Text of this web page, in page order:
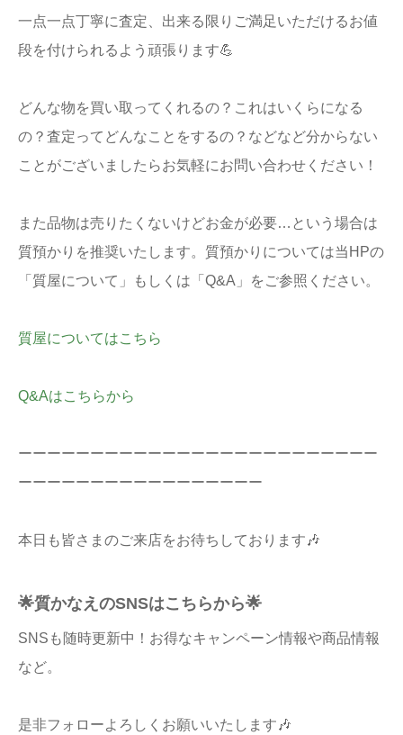
一点一点丁寧に査定、出来る限りご満足いただけるお値
段を付けられるよう頑張ります💪
どんな物を買い取ってくれるの？これはいくらになる
の？査定ってどんなことをするの？などなど分からない
ことがございましたらお気軽にお問い合わせください！
また品物は売りたくないけどお金が必要…という場合は
質預かりを推奨いたします。質預かりについては当HPの
「質屋について」もしくは「Q&A」をご参照ください。
質屋についてはこちら
Q&Aはこちらから
ーーーーーーーーーーーーーーーーーーーーーーーーー
ーーーーーーーーーーーーーーーーー
本日も皆さまのご来店をお待ちしております🎶
🌟質かなえのSNSはこちらから🌟
SNSも随時更新中！お得なキャンペーン情報や商品情報
など。
是非フォローよろしくお願いいたします🎶